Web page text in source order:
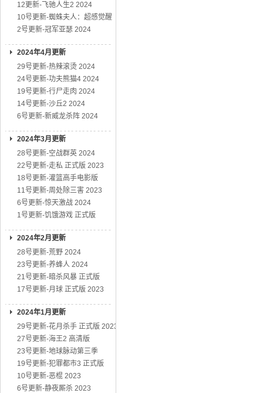
12更新-飞驰人生2 2024
10号更新-蜘蛛夫人：超感觉醒
2号更新-冠军亚瑟 2024
2024年4月更新
29号更新-热辣滚烫 2024
24号更新-功夫熊猫4 2024
19号更新-行尸走肉 2024
14号更新-沙丘2 2024
6号更新-新威龙杀阵 2024
2024年3月更新
28号更新-空战群英 2024
22号更新-走私 正式版 2023
18号更新-灌篮高手电影版
11号更新-周处除三害 2023
6号更新-惊天激战 2024
1号更新-饥饿游戏 正式版
2024年2月更新
28号更新-荒野 2024
23号更新-养蜂人 2024
21号更新-暗杀风暴 正式版
17号更新-月球 正式版 2023
2024年1月更新
29号更新-花月杀手 正式版 2023
27号更新-海王2 高清版
23号更新-地球脉动第三季
19号更新-犯罪都市3 正式版
10号更新-恶棍 2023
6号更新-静夜厮杀 2023